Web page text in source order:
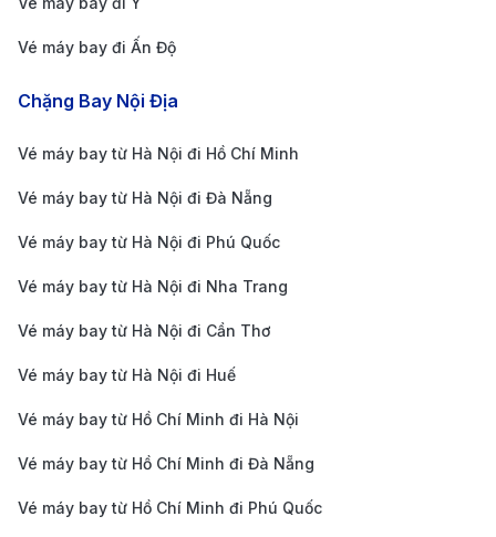
không khai thác tuyến Nha Trang - Tây An, giúp
bạn dễ dàng so sánh và chọn lựa chuyến bay phù
hợp với lịch trình và ngân sách.
tận tâm, sẵn sàng tư vấn và hỗ trợ bạn từ khâu đặt
vé, thay đổi lịch trình đến các vấn đề phát sinh.
Hệ thống đặt vé tiện lợi: Giao diện thân thiện, dễ
vài thao tác đơn giản.
Nhiều ưu đãi hấp dẫn: Thường xuyên có các
chương trình khuyến mãi, giảm giá vé và ưu đãi
đặc biệt dành cho khách hàng thân thiết.
Những địa điểm tham quan nổi bật ở Tây
Vé máy bay đi Ấn Độ
Chặng Bay Nội Địa
Vé máy bay từ Hà Nội đi Hồ Chí Minh
Vé máy bay từ Hà Nội đi Đà Nẵng
Vé máy bay từ Hà Nội đi Phú Quốc
Vé máy bay từ Hà Nội đi Nha Trang
Vé máy bay từ Hà Nội đi Cần Thơ
Vé máy bay từ Hà Nội đi Huế
Vé máy bay từ Hồ Chí Minh đi Hà Nội
Vé máy bay từ Hồ Chí Minh đi Đà Nẵng
Vé máy bay từ Hồ Chí Minh đi Phú Quốc